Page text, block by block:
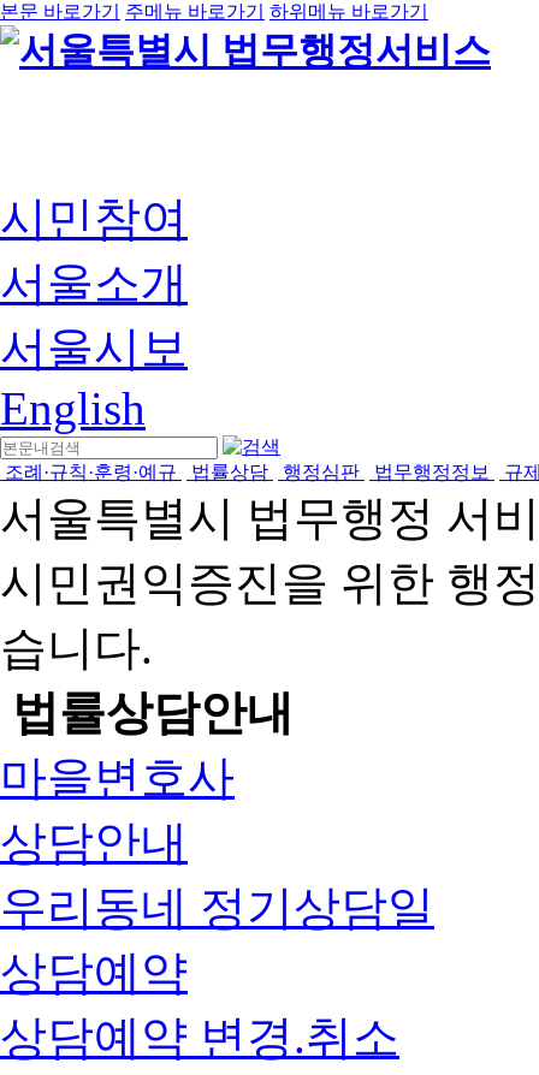
본문 바로가기 주메뉴 바로가기 하위메뉴 바로가기
시민참여
서울소개
서울시보
English
조례·규칙·훈령·예규 법률상담 행정심판 법무행정정보 규
서울특별시 법무행정 서
시민권익증진을 위한 행
습니다.
법률상담안내
마을변호사
상담안내
우리동네 정기상담일
상담예약
상담예약 변경.취소